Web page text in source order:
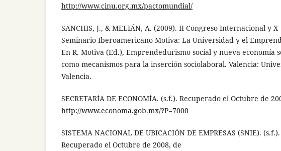
http://www.cinu.org.mx/pactomundial/
SANCHIS, J., & MELIÁN, A. (2009). II Congreso Internacional y X
Seminario Iberoamericano Motiva: La Universidad y el
En R. Motiva (Ed.), Emprendedurismo social y nueva economía
como mecanismos para la inserción sociolaboral. Valencia:
Valencia.
SECRETARÍA DE ECONOMÍA. (s.f.). Recuperado el Octubre de
http://www.economa.gob.mx/?P=7000
SISTEMA NACIONAL DE UBICACIÓN DE EMPRESAS (SNIE). (s.f.).
Recuperado el Octubre de 2008, de